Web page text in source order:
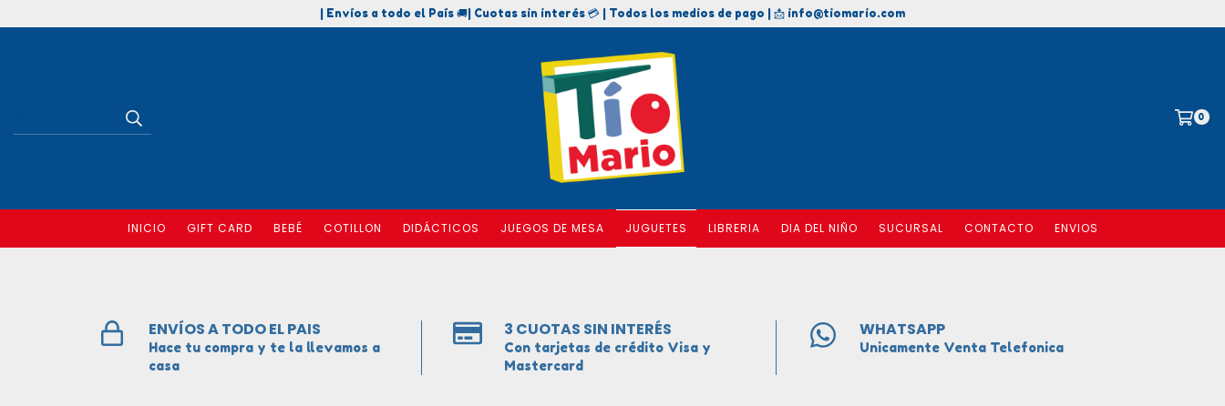
| Envíos a todo el País 🚚| Cuotas sin interés 💳 | Todos los medios de pago | 📩 info@tiomario.com
0
INICIO GIFT CARD BEBÉ COTILLON DIDÁCTICOS JUEGOS DE MESA JUGUETES LIBRERIA DIA DEL NIÑO SUCURSAL CONTACTO ENVIOS
ENVÍOS A TODO EL PAIS
Hace tu compra y te la llevamos a
casa
3 CUOTAS SIN INTERÉS
Con tarjetas de crédito Visa y
Mastercard
WHATSAPP
Unicamente Venta Telefonica